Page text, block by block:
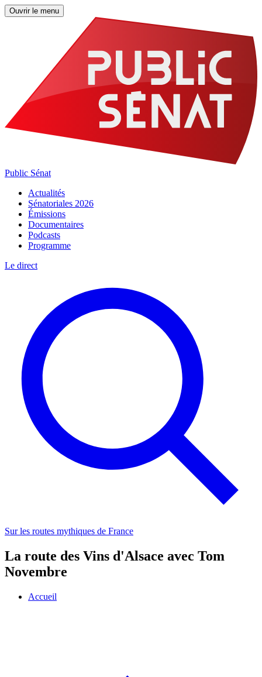
Ouvrir le menu
Public Sénat
Actualités
Sénatoriales 2026
Émissions
Documentaires
Podcasts
Programme
Le direct
Sur les routes mythiques de France
La route des Vins d'Alsace avec Tom
Novembre
Accueil